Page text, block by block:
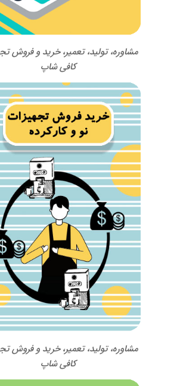
مشاوره، تولید، تعمیر، خرید و فروش
کافی شاپ
مشاوره، تولید، تعمیر، خرید و فروش
کافی شاپ